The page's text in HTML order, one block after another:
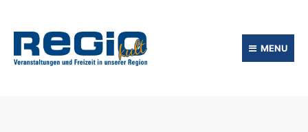
MENU